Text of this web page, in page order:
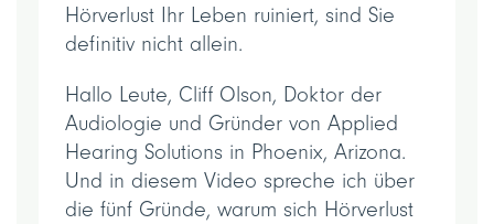
Hörverlust Ihr Leben ruiniert, sind Sie
definitiv nicht allein.
Hallo Leute, Cliff Olson, Doktor der
Audiologie und Gründer von Applied
Hearing Solutions in Phoenix, Arizona.
Und in diesem Video spreche ich über
die fünf Gründe, warum sich Hörverlust